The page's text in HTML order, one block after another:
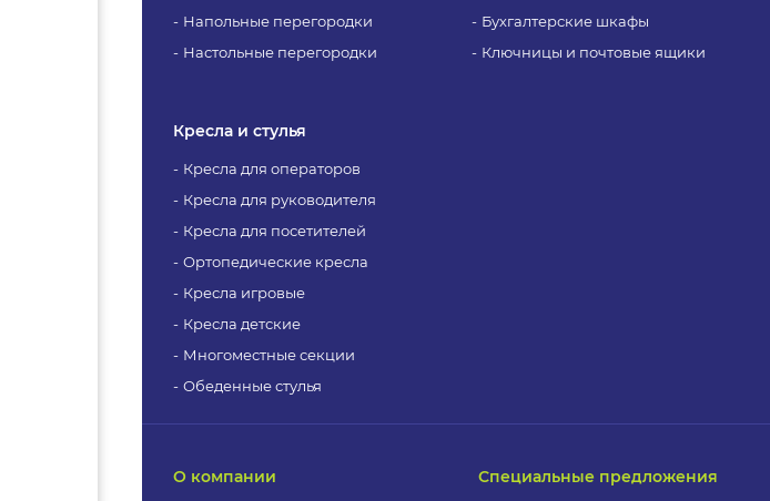
Напольные перегородки
Настольные перегородки
Кресла и стулья
Кресла для операторов
Кресла для руководителя
Кресла для посетителей
Ортопедические кресла
Кресла игровые
Кресла детские
Многоместные секции
Обеденные стулья
Бухгалтерские шкафы
Ключницы и почтовые ящики
О компании Специальные предложения